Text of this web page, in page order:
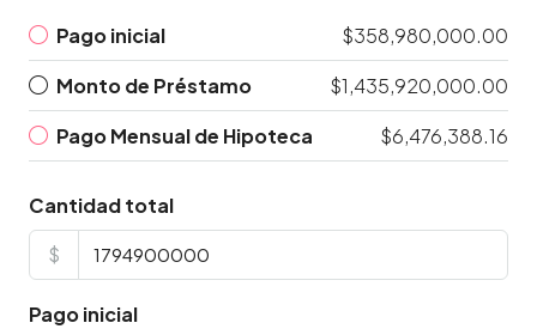
Pago inicial
$358,980,000.00
Monto de Préstamo
$1,435,920,000.00
Pago Mensual de Hipoteca
$6,476,388.16
Cantidad total
$
Pago inicial